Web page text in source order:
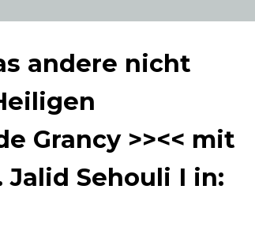
andere nicht
Grancy >><< mit
Sehouli I in: